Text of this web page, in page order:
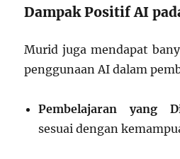
Dampak Positif AI
Murid juga mendapat
penggunaan AI dalam
Pembelajaran yang
sesuai dengan